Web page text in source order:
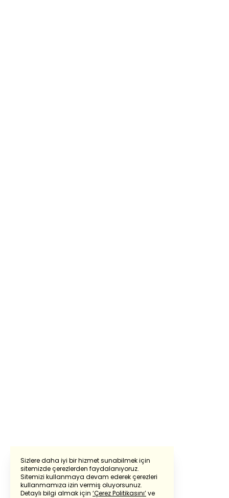
Sizlere daha iyi bir hizmet sunabilmek için
sitemizde çerezlerden faydalanıyoruz.
Sitemizi kullanmaya devam ederek çerezleri
kullanmamıza izin vermiş oluyorsunuz.
Detaylı bilgi almak için ‘Çerez Politikasını’ve
Powered by Translate